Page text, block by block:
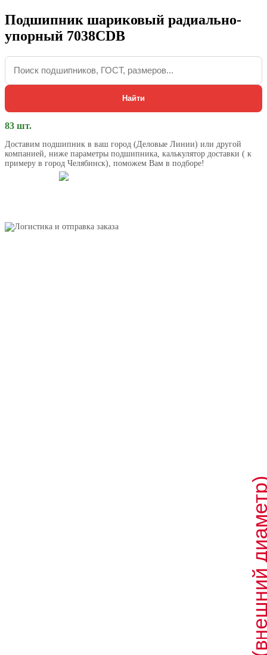
Подшипник шариковый радиально-
упорный 7038CDB
Найти
83 шт.
Доставим подшипник в ваш город (Деловые Линии) или другой
компанией, ниже параметры подшипника, калькулятор доставки ( к
примеру в город Челябинск), поможем Вам в подборе!